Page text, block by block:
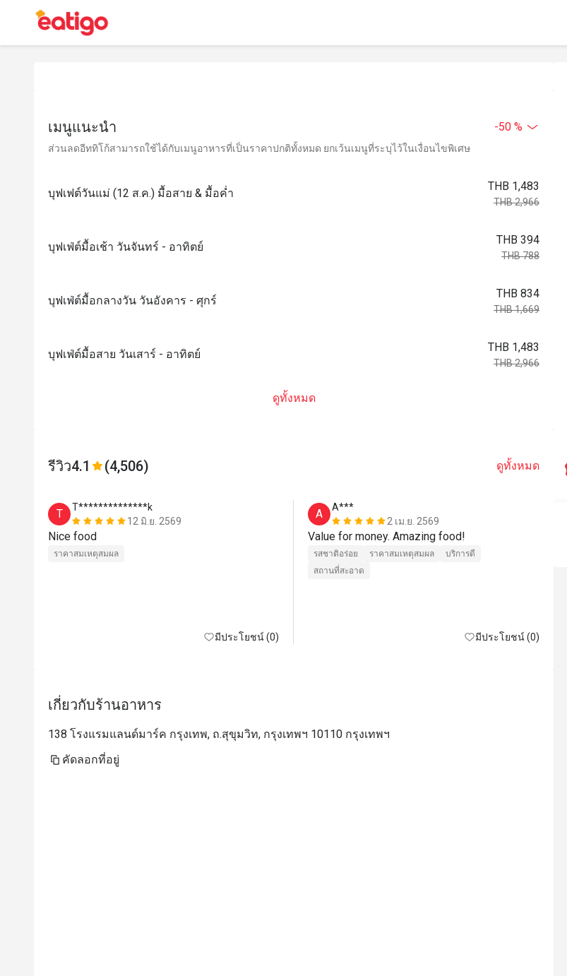
เมนูแนะนำ -50 %
ส่วนลดอีททิโก้สามารถใช้ได้กับเมนูอาหารที่เป็นราคาปกติทั้งหมด ยกเว้นเมนูที่ระบุไว้ในเงื่อนไขพิเศษ
บุฟเฟต์วันแม่ (12 ส.ค.) มื้อสาย & มื้อค่ำ
THB 1,483
THB 2,966
บุฟเฟ่ต์มื้อเช้า วันจันทร์ - อาทิตย์
THB 394
THB 788
บุฟเฟ่ต์มื้อกลางวัน วันอังคาร - ศุกร์
THB 834
THB 1,669
บุฟเฟ่ต์มื้อสาย วันเสาร์ - อาทิตย์
THB 1,483
THB 2,966
ดูทั้งหมด
รีวิว4.1 (4,506) ดูทั้งหมด
T
T**************k
12 มิ.ย. 2569
Nice food
ราคาสมเหตุสมผล
มีประโยชน์ (0)
A
A***
2 เม.ย. 2569
Value for money. Amazing food!
รสชาติอร่อย ราคาสมเหตุสมผล
บริการดี
สถานที่สะอาด
มีประโยชน์ (0)
เกี่ยวกับร้านอาหาร
138 โรงแรมแลนด์มาร์ค กรุงเทพ, ถ.สุขุมวิท, กรุงเทพฯ 10110 กรุงเทพฯ
คัดลอกที่อยู่